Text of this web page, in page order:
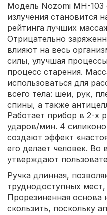
Модель Nozomi МН-103
излучения становится
рейтинга лучших
Отрицательно
влияют на весь
силы, улучшая
процесс старения.
использоваться для
всего тела: шеи, рук,
спины, а также
Работает прибор в 2-х
ударов/мин. 4
создают эффект
его делает человек. Во
утверждают
Ручка длинная,
труднодоступных
Прорезиненная основа
скользить, поскольку